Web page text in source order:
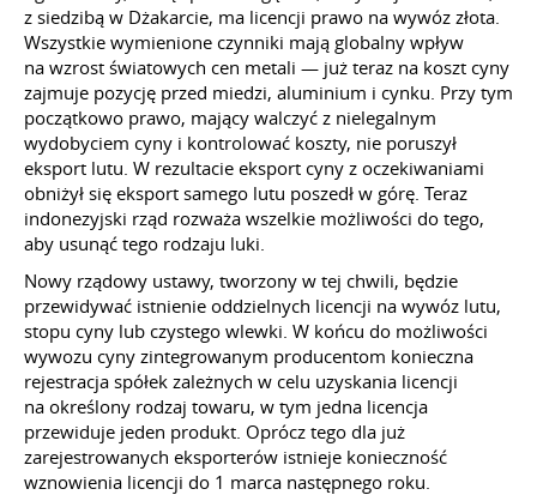
z siedzibą w Dżakarcie, ma licencji prawo na wywóz złota.
Wszystkie wymienione czynniki mają globalny wpływ
na wzrost światowych cen metali — już teraz na koszt cyny
zajmuje pozycję przed miedzi, aluminium i cynku. Przy tym
początkowo prawo, mający walczyć z nielegalnym
wydobyciem cyny i kontrolować koszty, nie poruszył
eksport lutu. W rezultacie eksport cyny z oczekiwaniami
obniżył się eksport samego lutu poszedł w górę. Teraz
indonezyjski rząd rozważa wszelkie możliwości do tego,
aby usunąć tego rodzaju luki.
Nowy rządowy ustawy, tworzony w tej chwili, będzie
przewidywać istnienie oddzielnych licencji na wywóz lutu,
stopu cyny lub czystego wlewki. W końcu do możliwości
wywozu cyny zintegrowanym producentom konieczna
rejestracja spółek zależnych w celu uzyskania licencji
na określony rodzaj towaru, w tym jedna licencja
przewiduje jeden produkt. Oprócz tego dla już
zarejestrowanych eksporterów istnieje konieczność
wznowienia licencji do 1 marca następnego roku.